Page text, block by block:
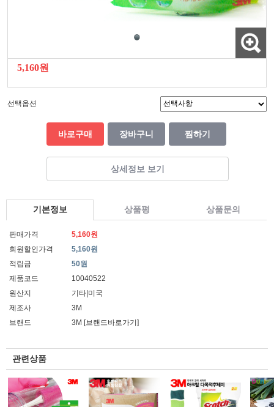
5,160원
선택옵션
바로구매 장바구니 찜하기
상세정보 보기
기본정보 상품평 상품문의
판매가격
5,160원
회원할인가격
5,160원
적립금
50원
제품코드
10040522
원산지
기타|미국
제조사
3M
브랜드
3M [브랜드바로가기]
관련상품